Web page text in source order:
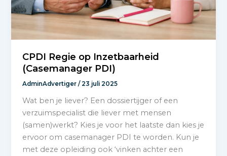
CPDI Regie op Inzetbaarheid
(Casemanager PDI)
AdminAdvertiger/23 juli 2025
Wat ben je liever? Een dossiertijger of een
verzuimspecialist die liever met mensen
(samen)werkt? Kies je voor het laatste dan kies je
ervoor om casemanager PDI te worden. Kun je
met deze opleiding ook ‘vinken achter een